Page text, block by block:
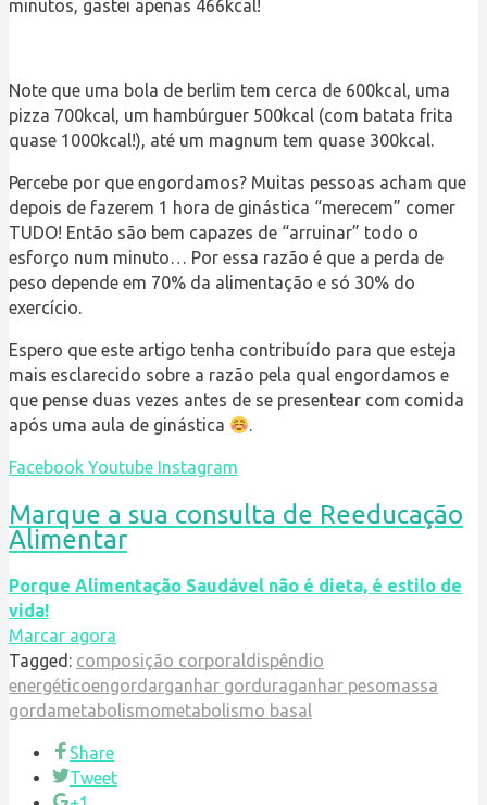
minutos, gastei apenas 466kcal!
Note que uma bola de berlim tem cerca de 600kcal, uma
pizza 700kcal, um hambúrguer 500kcal (com batata frita
quase 1000kcal!), até um magnum tem quase 300kcal.
Percebe por que engordamos? Muitas pessoas acham que
depois de fazerem 1 hora de ginástica “merecem” comer
TUDO! Então são bem capazes de “arruinar” todo o
esforço num minuto… Por essa razão é que a perda de
peso depende em 70% da alimentação e só 30% do
exercício.
Espero que este artigo tenha contribuído para que esteja
mais esclarecido sobre a razão pela qual engordamos e
que pense duas vezes antes de se presentear com comida
após uma aula de ginástica
.
Facebook Youtube Instagram
Marque a sua consulta de Reeducação
Alimentar
Porque Alimentação Saudável não é dieta, é estilo de
vida!
Marcar agora
Tagged: composição corporaldispêndio
energéticoengordarganhar gorduraganhar pesomassa
gordametabolismometabolismo basal
Share
Tweet